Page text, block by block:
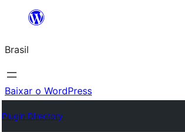
o
conteúdo
Brasil
Baixar o WordPress
Plugin Directory